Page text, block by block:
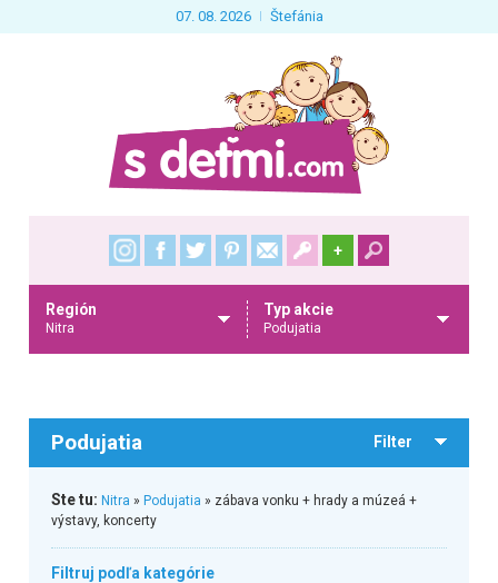
07. 08. 2026 Štefánia
+
Región
Nitra
Typ akcie
Podujatia
Podujatia Filter
Ste tu: Nitra » Podujatia » zábava vonku + hrady a múzeá +
výstavy, koncerty
Filtruj podľa kategórie